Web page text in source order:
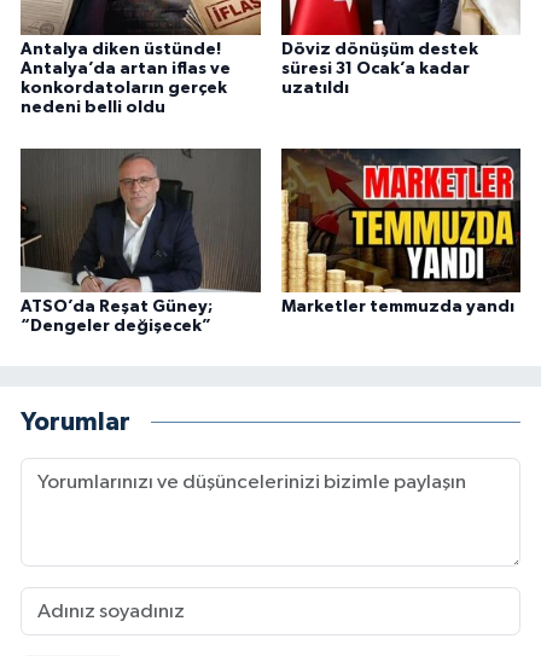
Antalya diken üstünde!
Antalya’da artan iflas ve
konkordatoların gerçek
nedeni belli oldu
Döviz dönüşüm destek
süresi 31 Ocak’a kadar
uzatıldı
ATSO’da Reşat Güney;
“Dengeler değişecek”
Marketler temmuzda yandı
Yorumlar